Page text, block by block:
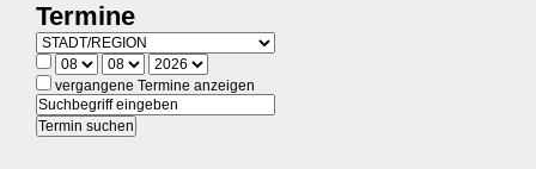
Termine
vergangene Termine anzeigen